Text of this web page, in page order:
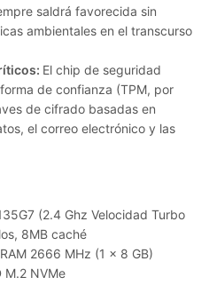
saldrá favorecida sin
ambientales en el transcurso
El chip de seguridad
de confianza (TPM, por
de cifrado basadas en
el correo electrónico y las
(2.4 Ghz Velocidad Turbo
8MB caché
2666 MHz (1 x 8 GB)
M.2 NVMe